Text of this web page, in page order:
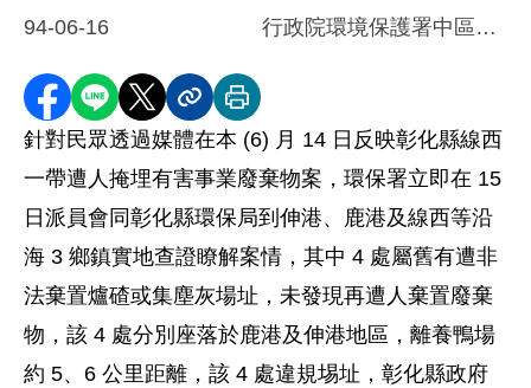
94-06-16 行政院環境保護署中區督察大隊
分享至 Facebook
分享到 LINE
分享到 X分享內容連結
列印本頁
針對民眾透過媒體在本 (6) 月 14 日反映彰化縣線西
一帶遭人掩埋有害事業廢棄物案，環保署立即在 15
日派員會同彰化縣環保局到伸港、鹿港及線西等沿
海 3 鄉鎮實地查證瞭解案情，其中 4 處屬舊有遭非
法棄置爐碴或集塵灰場址，未發現再遭人棄置廢棄
物，該 4 處分別座落於鹿港及伸港地區，離養鴨場
約 5、6 公里距離，該 4 處違規埸址，彰化縣政府